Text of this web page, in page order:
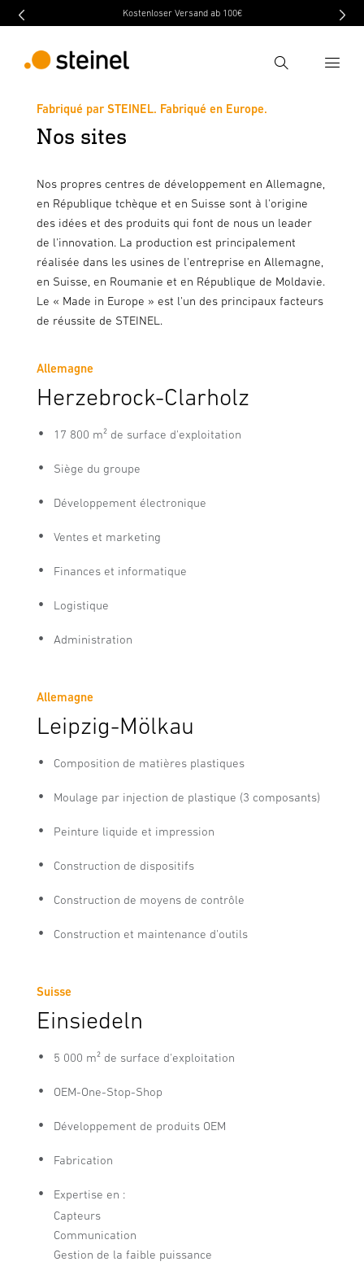
Kostenloser Versand ab 100€
Recherche
Recherche
Entrer critère de recherche
Fabriqué par STEINEL. Fabriqué en Europe.
Nos sites
Nos propres centres de développement en Allemagne,
en République tchèque et en Suisse sont à l'origine
des idées et des produits qui font de nous un leader
de l'innovation. La production est principalement
réalisée dans les usines de l'entreprise en Allemagne,
en Suisse, en Roumanie et en République de Moldavie.
Le « Made in Europe » est l'un des principaux facteurs
de réussite de STEINEL.
Allemagne
Herzebrock-Clarholz
17 800 m² de surface d'exploitation
Siège du groupe
Développement électronique
Ventes et marketing
Finances et informatique
Logistique
Administration
Allemagne
Leipzig-Mölkau
Composition de matières plastiques
Moulage par injection de plastique (3 composants)
Peinture liquide et impression
Construction de dispositifs
Construction de moyens de contrôle
Construction et maintenance d'outils
Suisse
Einsiedeln
5 000 m² de surface d'exploitation
OEM-One-Stop-Shop
Développement de produits OEM
Fabrication
Expertise en :
Capteurs
Communication
Gestion de la faible puissance